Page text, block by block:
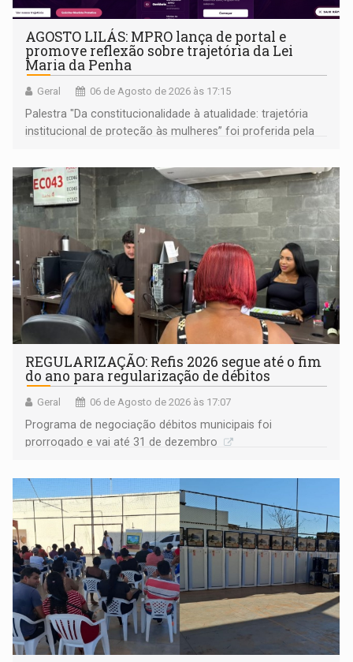
AGOSTO LILÁS: MPRO lança de portal e
promove reflexão sobre trajetória da Lei
Maria da Penha
Geral 06 de Agosto de 2026 às 17:15
Palestra "Da constitucionalidade à atualidade: trajetória
institucional de proteção às mulheres” foi proferida pela
Goiás
REGULARIZAÇÃO: Refis 2026 segue até o fim
do ano para regularização de débitos
Geral 06 de Agosto de 2026 às 17:07
Programa de negociação débitos municipais foi
prorrogado e vai até 31 de dezembro